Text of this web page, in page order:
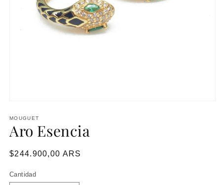
MOUGUET
Aro Esencia
Precio
$244.900,00 ARS
Cantidad